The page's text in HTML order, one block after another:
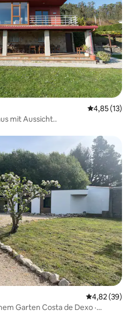
4,85 (13)
mit Aussicht..
4,82 (39)
Garten Costa de Dexo ·